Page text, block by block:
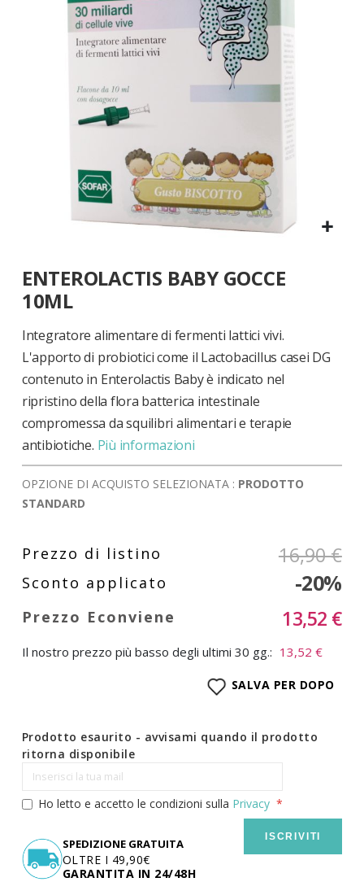
immagini
all'inizio
della
galleria
di
immagini
ENTEROLACTIS BABY GOCCE
10ML
Integratore alimentare di fermenti lattici vivi.
L'apporto di probiotici come il Lactobacillus casei DG
contenuto in Enterolactis Baby è indicato nel
ripristino della flora batterica intestinale
compromessa da squilibri alimentari e terapie
antibiotiche. Più informazioni
OPZIONE DI ACQUISTO SELEZIONATA : PRODOTTO
STANDARD
16,90 €
-20%
13,52 €
Il nostro prezzo più basso degli ultimi 30 gg.: 13,52 €
SALVA PER DOPO
Prodotto esaurito - avvisami quando il prodotto
ritorna disponibile
Ho letto e accetto le condizioni sulla Privacy
ISCRIVITI
SPEDIZIONE GRATUITA
OLTRE I 49,90€
GARANTITA IN 24/48H